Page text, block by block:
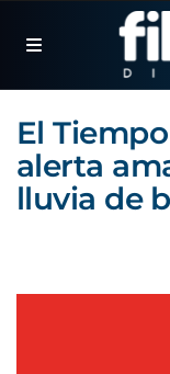
El
alerta
lluvia de